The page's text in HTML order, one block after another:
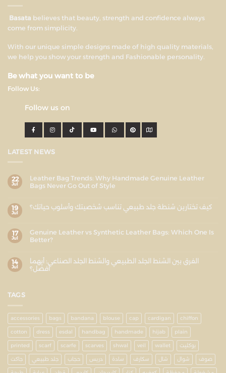
Basata believes that beauty, strength and confidence always
come from simplicity.
With our unique simple designs made of high quality materials,
we help you show your strength and Fashionable personality.
Be what you want to be
Follow Us:
Follow us on
LATEST NEWS
22
Jul
Leather Bag Trends: Why Handmade Genuine Leather
Bags Never Go Out of Style
19
Jul
كيف تختارين شنطة جلد طبيعي تناسب شخصيتك وأسلوب حياتك؟
17
Jul
Genuine Leather vs Synthetic Leather Bags: Which One Is
Better?
14
Jul
الفرق بين الشنط الجلد الطبيعي والشنط الجلد الصناعي: أيهما
أفضل؟
TAGS
accessories bags bandana blouse cap cardigan chiffon
cotton dress esdal handbag handmade hijab plain
printed scarf scarfe scarves shwal veil wallet بوكليت
جاكت جلد طبيعي حجاب دريس سادة سكارف شال شوال صوف